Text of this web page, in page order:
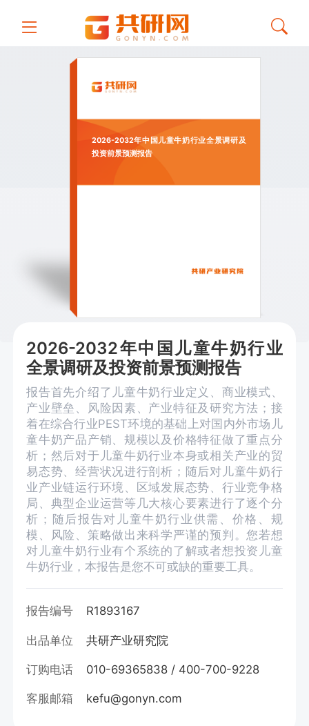
2026-2032年中国儿童牛奶行业全景调研及
投资前景预测报告
2026-2032年中国儿童牛奶行业
全景调研及投资前景预测报告
报告首先介绍了儿童牛奶行业定义、商业模式、
产业壁垒、风险因素、产业特征及研究方法；接
着在综合行业PEST环境的基础上对国内外市场儿
童牛奶产品产销、规模以及价格特征做了重点分
析；然后对于儿童牛奶行业本身或相关产业的贸
易态势、经营状况进行剖析；随后对儿童牛奶行
业产业链运行环境、区域发展态势、行业竞争格
局、典型企业运营等几大核心要素进行了逐个分
析；随后报告对儿童牛奶行业供需、价格、规
模、风险、策略做出来科学严谨的预判。您若想
对儿童牛奶行业有个系统的了解或者想投资儿童
牛奶行业，本报告是您不可或缺的重要工具。
报告编号 R1893167
出品单位 共研产业研究院
订购电话 010-69365838 / 400-700-9228
客服邮箱 kefu@gonyn.com